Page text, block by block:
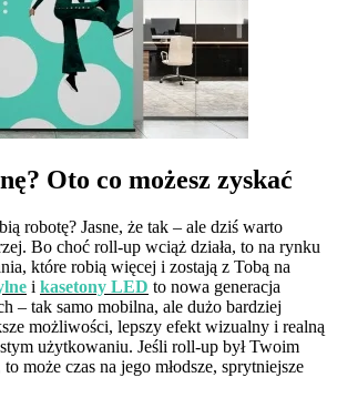
Oto co możesz zyskać
robotę? Jasne, że tak – ale dziś warto
Bo choć roll-up wciąż działa, to na rynku
które robią więcej i zostają z Tobą na
i kasetony LED to nowa generacja
– tak samo mobilna, ale dużo bardziej
możliwości, lepszy efekt wizualny i realną
użytkowaniu. Jeśli roll-up był Twoim
może czas na jego młodsze, sprytniejsze